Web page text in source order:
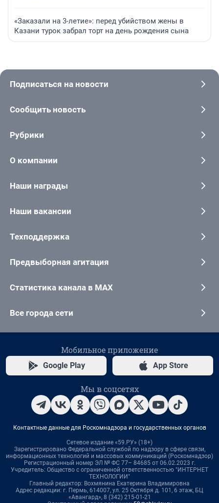
«Заказали на 3-летие»: перед убийством жены в
Казани турок забрал торт на день рождения сына
Подписаться на новости
Сообщить новость
Рубрики
О компании
Наши награды
Наши вакансии
Техподдержка
Предвыборная агитация
Статистика канала в MAX
Все города сети
Мобильное приложение
Google Play App Store
Мы в соцсетях
Контактные данные для Роскомнадзора и государственных органов
Сетевое издание «59.РУ» (18+)
Зарегистрировано Федеральной службой по надзору в сфере связи,
информационных технологий и массовых коммуникаций (Роскомнадзор)
Регистрационный номер ЭЛ № ФС 77– 84685 от 06.02.2023 г.
Учредитель: Общество с ограниченной ответственностью "ИНТЕРНЕТ
ТЕХНОЛОГИИ"
Главный редактор: Вохмянина Екатерина Владимировна
Адрес редакции: г. Пермь, 614007, ул. 25 Октября д. 101, 6 этаж, БЦ
«Авангард», 8 (342) 215-01-21